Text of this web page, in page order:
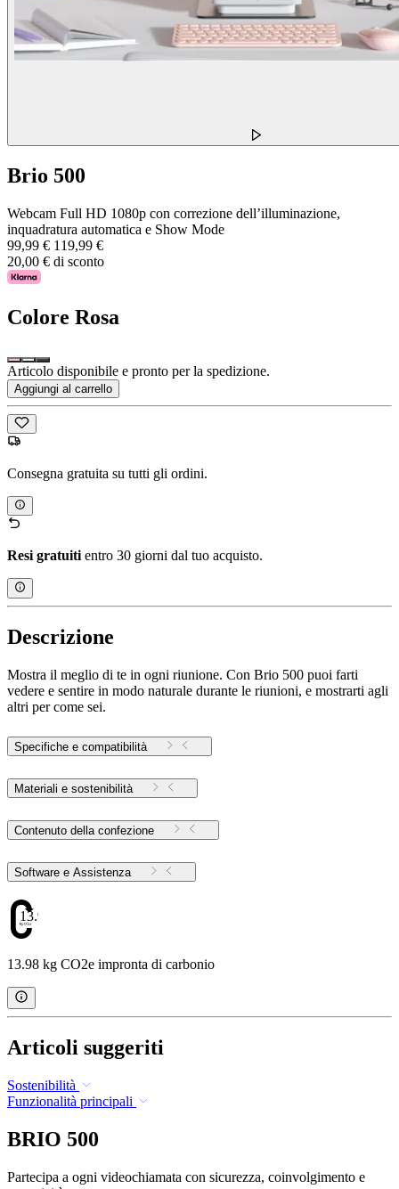
Brio 500
Webcam Full HD 1080p con correzione dell’illuminazione,
inquadratura automatica e Show Mode
99,99 € 119,99 €
20,00 € di sconto
Colore Rosa
Articolo disponibile e pronto per la spedizione.
Aggiungi al carrello
Consegna gratuita su tutti gli ordini.
Resi gratuitientro 30 giorni dal tuo acquisto.
Descrizione
Mostra il meglio di te in ogni riunione. Con Brio 500 puoi farti
vedere e sentire in modo naturale durante le riunioni, e mostrarti agli
altri per come sei.
Specifiche e compatibilità
Materiali e sostenibilità
Contenuto della confezione
Software e Assistenza
13.98
13.98 kg CO2e impronta di carbonio
Articoli suggeriti
Sostenibilità
Funzionalità principali
BRIO 500
Partecipa a ogni videochiamata con sicurezza, coinvolgimento e